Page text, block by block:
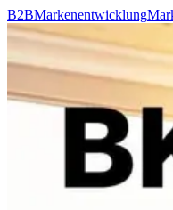
B2BMarkenentwicklung